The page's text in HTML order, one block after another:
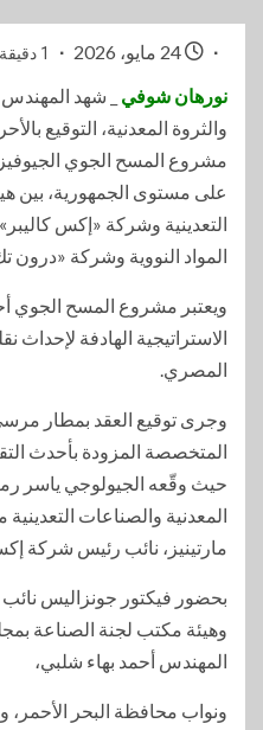
1 دقيقة قراءة
نورهان شوفي _ شهد
والثروة المعدنية، التوقيع
مشروع المسح الجوي
على مستوى الجمهورية، بين
التعدينية وشركة «إكس كاليبر»
المواد النووية وشركة «درون
ويعتبر مشروع المسح الجوي
الاستراتيجية الهادفة لإحداث
المصري.
وجرى توقيع العقد بمطار
المتخصصة المزودة بأحدث
حيث وقّعه الجيولوجي ياسر
المعدنية والصناعات
مارتينيز، نائب رئيس شركة
بحضور فيكتور جونزاليس
وهيئة مكتب لجنة الصناعة
المهندس أحمد بهاء شلبي،
ونواب محافظة البحر الأحمر،